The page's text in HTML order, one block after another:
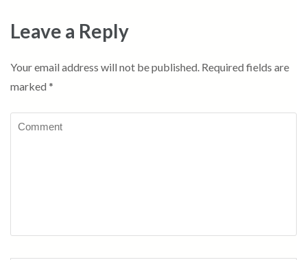
Leave a Reply
Your email address will not be published. Required fields are
marked *